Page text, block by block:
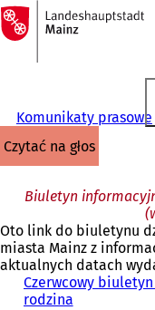
Przejdź do treści
Do
strony
głównej
Komunikaty prasowe
czytać na głos
Biuletyn
Oto link do biuletynu
miasta Mainz z
aktualnych datach
Czerwcowy
rodzina